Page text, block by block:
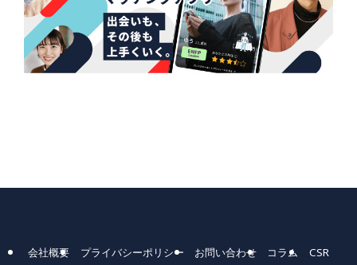
会社概要 プライバシーポリシー お問い合わせ コラム
CSR